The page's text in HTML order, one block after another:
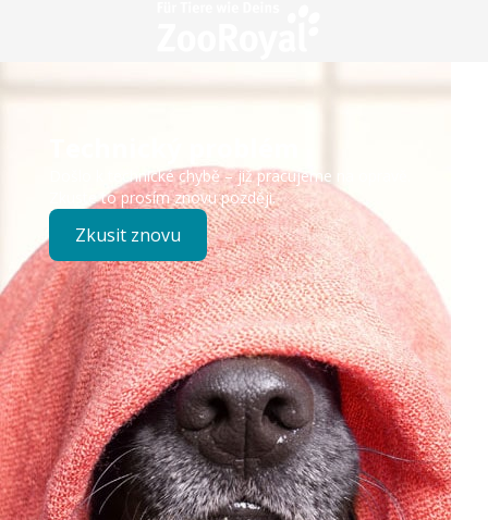
Došlo k technické chybě – již pracujeme na opravě.
Zkuste to prosím znovu později.
Zkusit znovu